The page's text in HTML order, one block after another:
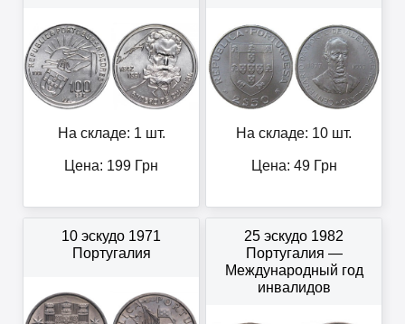
На складе: 1 шт.
Цена: 199 Грн
На складе: 10 шт.
Цена: 49Грн
10 эскудо 1971
Португалия
25 эскудо 1982
Португалия —
Международный год
инвалидов